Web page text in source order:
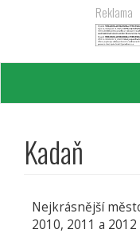
Reklama
Kadaň
Nejkrásnější
2010, 2011 a 2012